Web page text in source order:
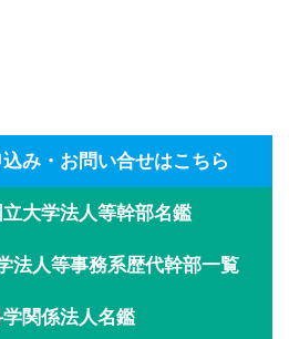
み・お問い合せはこちら
大学法人等幹部名鑑
法人等事務系歴代幹部一覧
関係法人名鑑